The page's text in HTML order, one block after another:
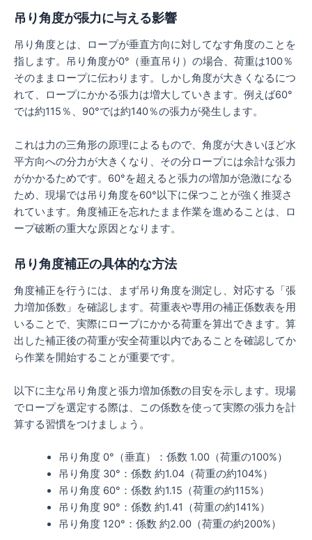
吊り角度が張力に与える影響
吊り角度とは、ロープが垂直方向に対してなす角度のことを
指します。吊り角度が0°（垂直吊り）の場合、荷重は100％
そのままロープに伝わります。しかし角度が大きくなるにつ
れて、ロープにかかる張力は増大していきます。例えば60°
では約115％、90°では約140％の張力が発生します。
これは力の三角形の原理によるもので、角度が大きいほど水
平方向への分力が大きくなり、その分ロープには余計な張力
がかかるためです。60°を超えると張力の増加が急激になる
ため、現場では吊り角度を60°以下に保つことが強く推奨さ
れています。角度補正を忘れたまま作業を進めることは、ロ
ープ破断の重大な原因となります。
吊り角度補正の具体的な方法
角度補正を行うには、まず吊り角度を測定し、対応する「張
力増加係数」を確認します。荷重表や専用の補正係数表を用
いることで、実際にロープにかかる荷重を算出できます。算
出した補正後の荷重が安全荷重以内であることを確認してか
ら作業を開始することが重要です。
以下に主な吊り角度と張力増加係数の目安を示します。現場
でロープを選定する際は、この係数を使って実際の張力を計
算する習慣をつけましょう。
吊り角度 0°（垂直）：係数 1.00（荷重の100%）
吊り角度 30°：係数 約1.04（荷重の約104%）
吊り角度 60°：係数 約1.15（荷重の約115%）
吊り角度 90°：係数 約1.41（荷重の約141%）
吊り角度 120°：係数 約2.00（荷重の約200%）